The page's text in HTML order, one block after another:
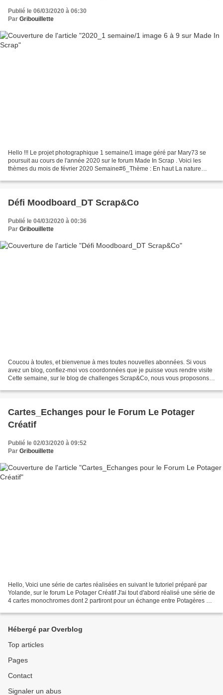
Publié le 06/03/2020 à 06:30
Par Gribouillette
Hello !!! Le projet photographique 1 semaine/1 image géré par Mary73 se
poursuit au cours de l'année 2020 sur le forum Made In Scrap . Voici les
thèmes du mois de février 2020 Semaine#6_Thème : En haut La nature
Défi Moodboard_DT Scrap&Co
Publié le 04/03/2020 à 00:36
Par Gribouillette
Coucou à toutes, et bienvenue à mes toutes nouvelles abonnées. Si vous
avez un blog, confiez-moi vos coordonnées que je puisse vous rendre visite
Cette semaine, sur le blog de challenges Scrap&Co, nous vous proposons
Cartes_Echanges pour le Forum Le Potager
Créatif
Publié le 02/03/2020 à 09:52
Par Gribouillette
Hello, Voici une série de cartes réalisées en suivant le tutoriel préparé par
Yolande, sur le forum Le Potager Créatif J'ai tout d'abord réalisé une série de
4 cartes monochromes dont 2 partiront pour un échange entre Potagères et
Hébergé par Overblog
Top articles
Pages
Contact
Signaler un abus